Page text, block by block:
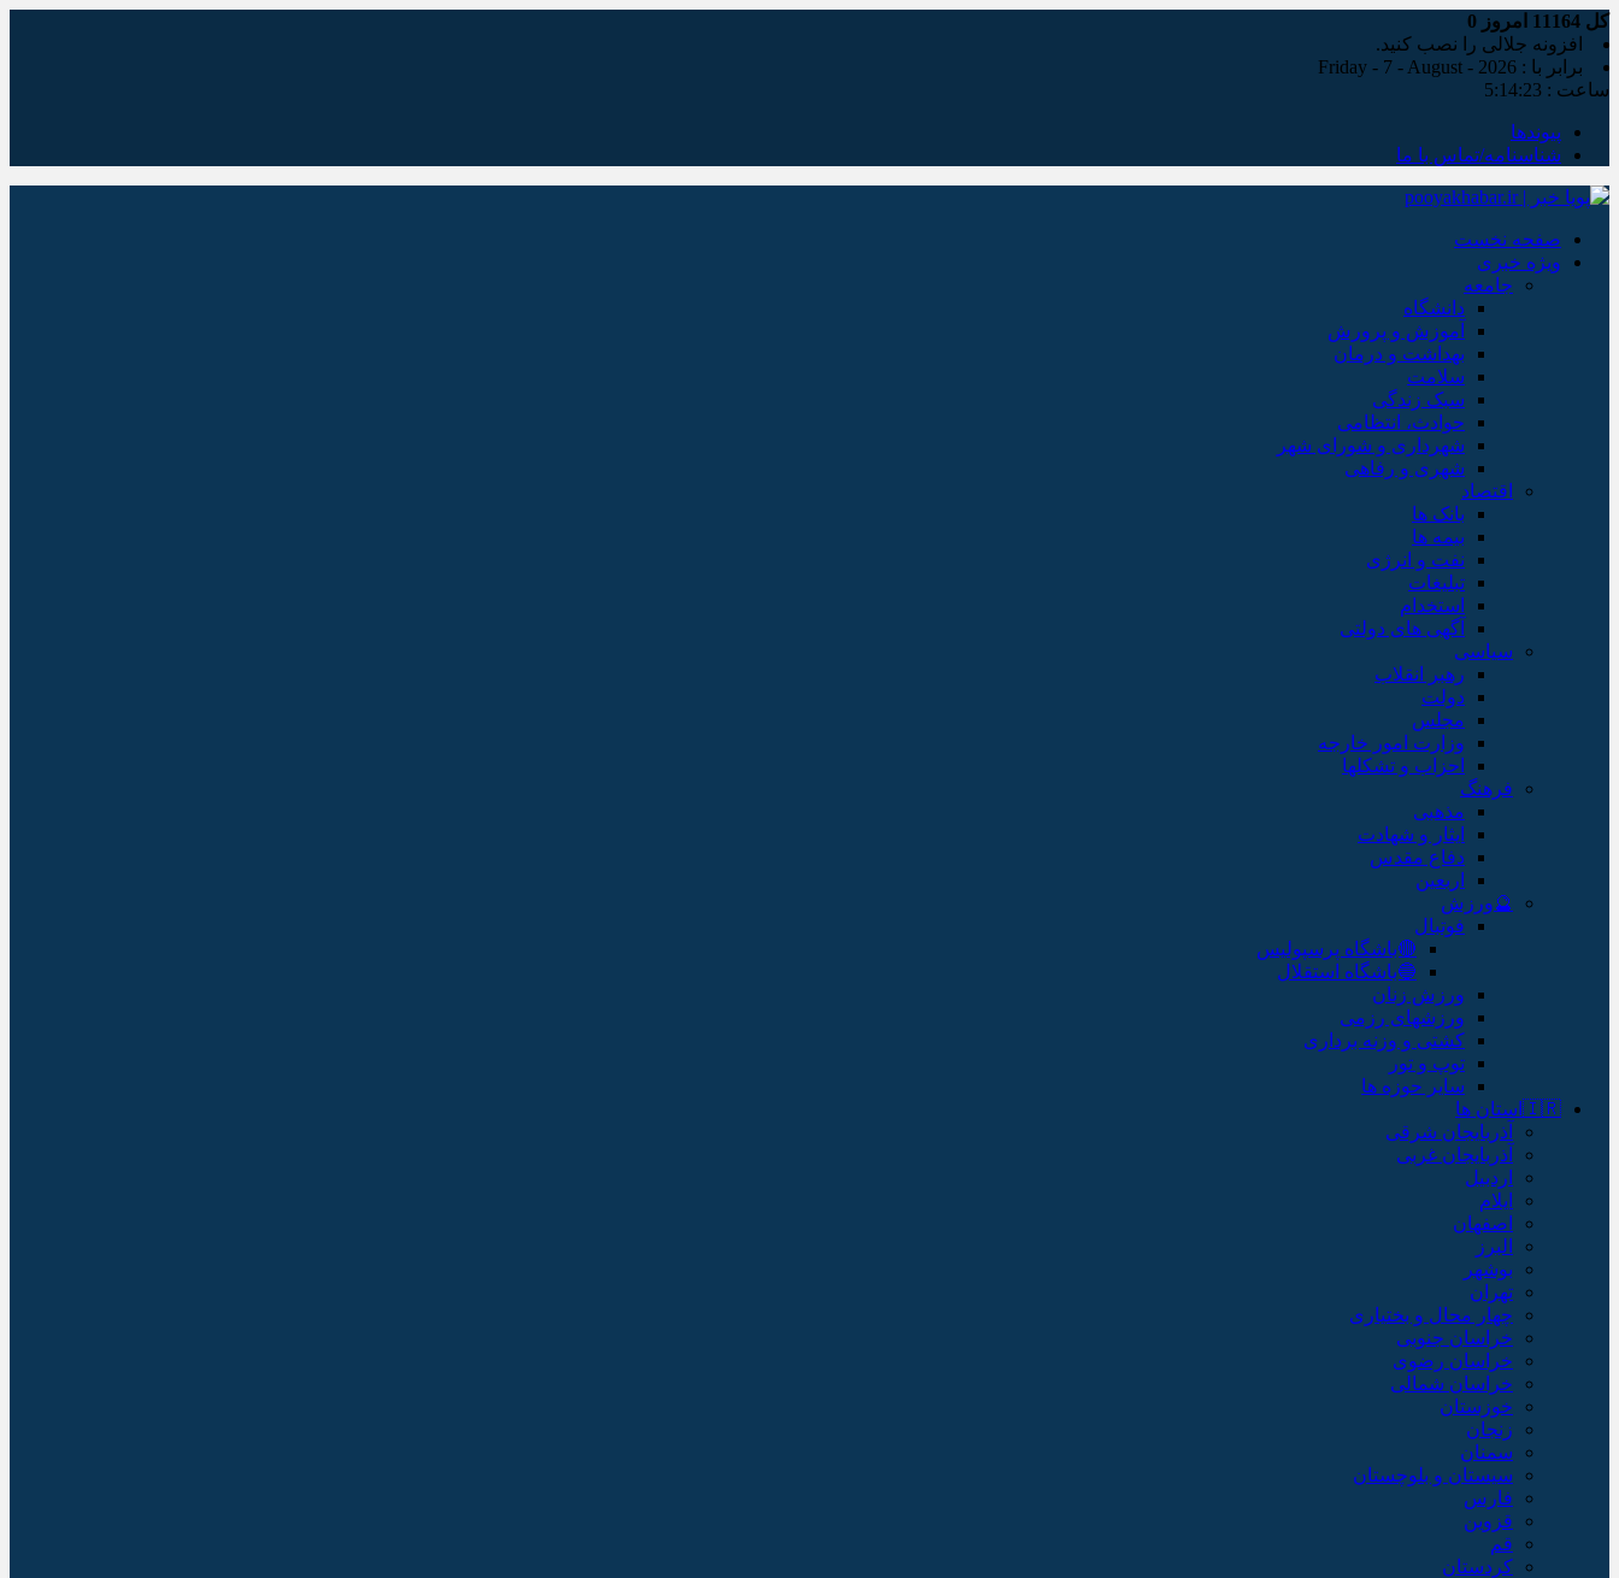
کل امروز 0
افزونه جلالی را نصب کنید.
برابر با : Friday - 7 - August - 2026
ساعت : 5:14:24
پیوندها
شناسنامه/تماس با ما
صفحه نخست
ویژه خبری
جامعه
دانشگاه
آموزش و پرورش
بهداشت و درمان
سلامت
سبک زندگی
حوادث، انتظامی
شهرداری و شورای شهر
شهری و رفاهی
اقتصاد
بانک ها
بیمه ها
نفت و انرژی
تبلیغات
استخدام
آگهی های دولتی
سیاسی
رهبر انقلاب
دولت
مجلس
وزارت امور خارجه
احزاب و تشکلها
فرهنگ
مذهبی
ایثار و شهادت
دفاع مقدس
اربعین
🔮ورزش
فوتبال
🔴باشگاه پرسپولیس
🔵باشگاه استقلال
ورزش زنان
ورزشهای رزمی
کشتی و وزنه برداری
توپ و تور
سایر حوزه ها
🇮🇷استان ها
آذربایجان شرقی
آذربایجان غربی
اردبیل
ایلام
اصفهان
البرز
بوشهر
تهران
چهار محال و بختیاری
خراسان جنوبی
خراسان رضوی
خراسان شمالی
خوزستان
زنجان
سمنان
سیستان و بلوچستان
فارس
قزوین
قم
کردستان